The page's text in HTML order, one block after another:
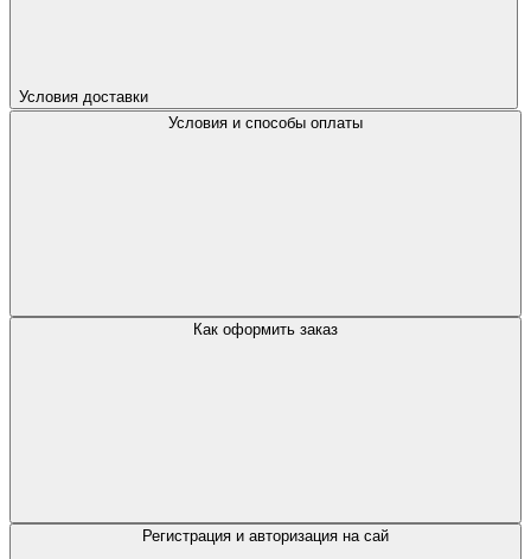
Условия доставки
Условия и способы оплаты
Как оформить заказ
Регистрация и авторизация на сай